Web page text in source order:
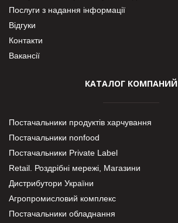
Послуги з надання інформації
Відгуки
Контакти
Вакансії
КАТАЛОГ КОМПАНИЙ
Постачальники продуктів харчування
Постачальники nonfood
Постачальники Private Label
Retail. Роздрібні мережі, Магазини
Дистрибутори України
Агропромисловий комплекс
Постачальники обладнання